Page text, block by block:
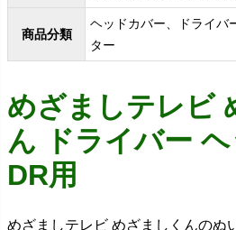
商品分類
ヘッドカバー、ドライバ
ター
めざましテレビ
ん ドライバー
DR用
めざましテレビ めざましくんのぬ